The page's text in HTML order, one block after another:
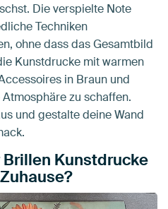
Die verspielte Note
Techniken
ohne dass das Gesamtbild
Kunstdrucke mit warmen
in Braun und
zu schaffen.
und gestalte deine Wand
Kunstdrucke